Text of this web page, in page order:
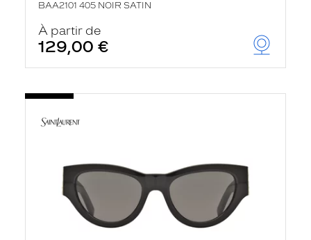
BAA2101 405 NOIR SATIN
À partir de
129,00 €